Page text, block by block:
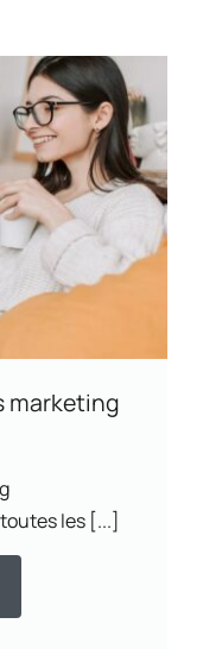
marketing
les [...]